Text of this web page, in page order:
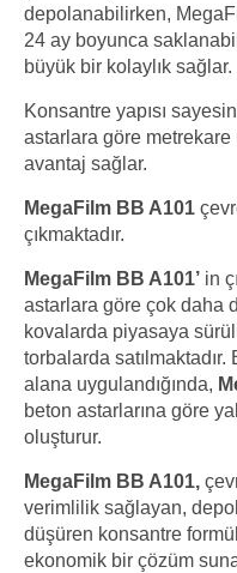
depolanabilirken,
24 ay boyunca
büyük bir kolaylık sağlar.
Konsantre yapısı
astarlara göre
avantaj sağlar.
MegaFilm BB A101
çıkmaktadır.
MegaFilm BB A101’ in
astarlara göre çok daha
kovalarda piyasaya
torbalarda
alana uygulandığında,
beton astarlarına göre
oluşturur.
MegaFilm BB A101,
verimlilik sağlayan,
düşüren konsantre
ekonomik bir çözüm